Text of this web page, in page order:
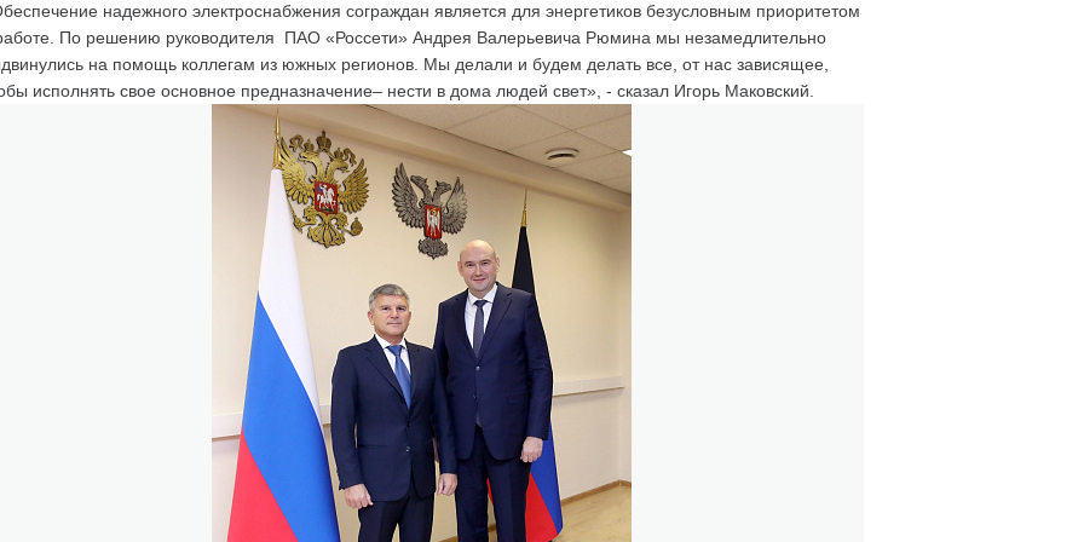
надежного электроснабжения сограждан является для энергетиков безусловным приоритетом
По решению руководителя ПАО «Россети» Андрея Валерьевича Рюмина мы незамедлительно
на помощь коллегам из южных регионов. Мы делали и будем делать все, от нас зависящее,
исполнять свое основное предназначение– нести в дома людей свет», - сказал Игорь Маковский.